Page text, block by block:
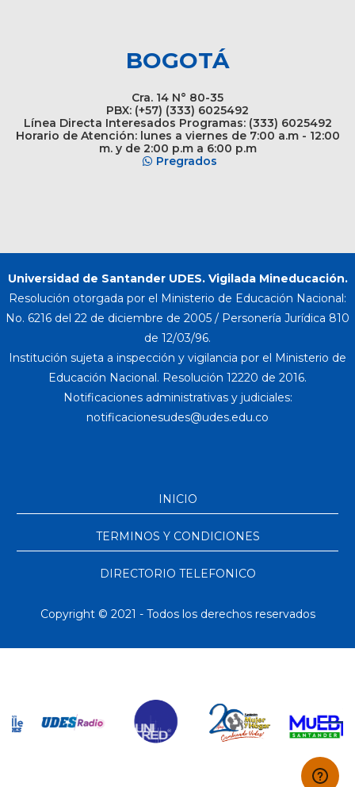
BOGOTÁ
Cra. 14 N° 80-35
PBX: (+57) (333) 6025492
Línea Directa Interesados Programas: (333) 6025492
Horario de Atención: lunes a viernes de 7:00 a.m - 12:00
m. y de 2:00 p.m a 6:00 p.m
Pregrados
Universidad de Santander UDES. Vigilada Mineducación.
Resolución otorgada por el Ministerio de Educación Nacional:
No. 6216 del 22 de diciembre de 2005 / Personería Jurídica 810
de 12/03/96.
Institución sujeta a inspección y vigilancia por el Ministerio de
Educación Nacional. Resolución 12220 de 2016.
Notificaciones administrativas y judiciales:
INICIO
TERMINOS Y CONDICIONES
DIRECTORIO TELEFONICO
Copyright © 2021 - Todos los derechos reservados